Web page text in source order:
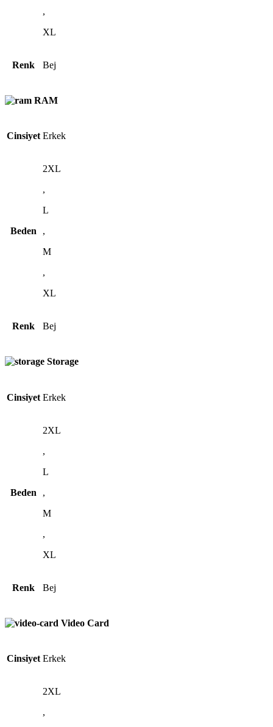
,
XL
Renk Bej
RAM
Cinsiyet Erkek
Beden
2XL
,
L
,
M
,
XL
Renk Bej
Storage
Cinsiyet Erkek
Beden
2XL
,
L
,
M
,
XL
Renk Bej
Video Card
Cinsiyet Erkek
2XL
,